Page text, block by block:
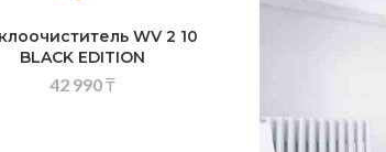
WV 2 10
BLACK EDITION
42 990₸